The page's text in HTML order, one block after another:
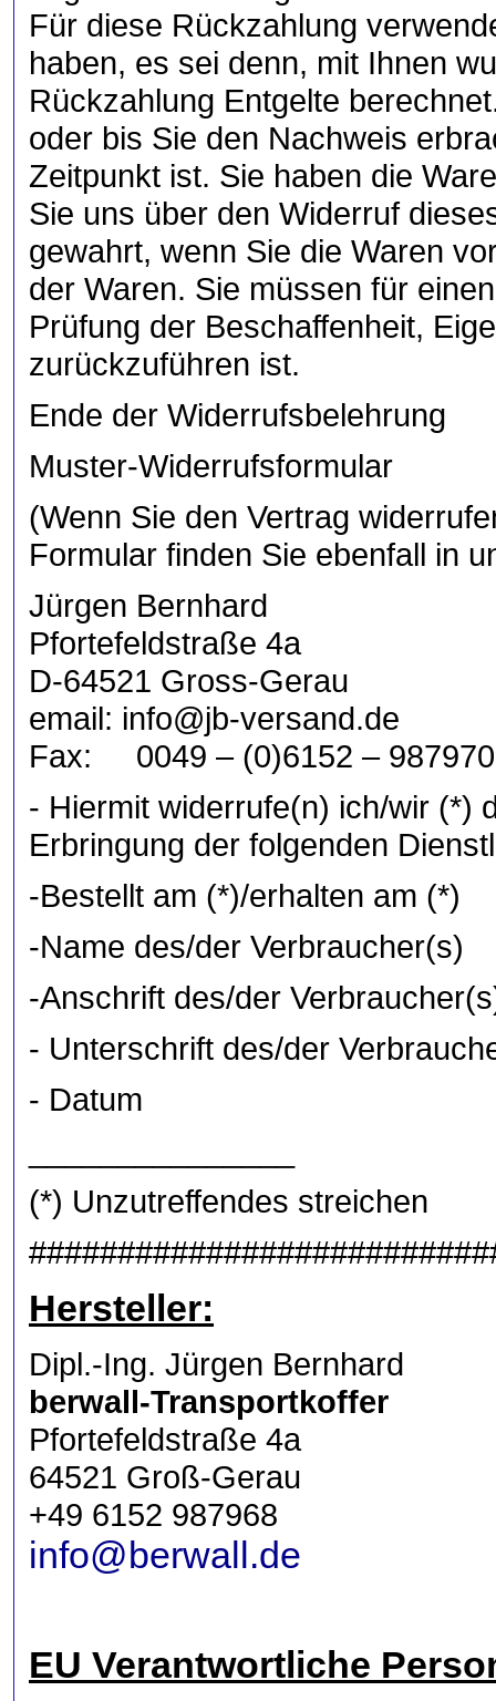
Für diese Rückzahlung
haben, es sei denn, mit Ihnen
Rückzahlung Entgelte
oder bis Sie den Nachweis
Zeitpunkt ist. Sie haben die
Sie uns über den Widerruf
gewahrt, wenn Sie die Waren
der Waren. Sie müssen für
Prüfung der Beschaffenheit,
zurückzuführen ist.
Ende der Widerrufsbelehrung
Muster-Widerrufsformular
(Wenn Sie den Vertrag
Formular finden Sie ebenfall in
Jürgen Bernhard
Pfortefeldstraße 4a
D-64521 Gross-Gerau
email: info@jb-versand.de
Fax: 0049 – (0)6152 – 987970
- Hiermit widerrufe(n) ich/wir (*)
Erbringung der folgenden
-Bestellt am (*)/erhalten am (*)
-Name des/der Verbraucher(s)
-Anschrift des/der
- Unterschrift des/der
- Datum
(*) Unzutreffendes streichen
Hersteller:
Dipl.-Ing. Jürgen Bernhard
berwall-Transportkoffer
Pfortefeldstraße 4a
64521 Groß-Gerau
+49 6152 987968
info@berwall.de
EU Verantwortliche